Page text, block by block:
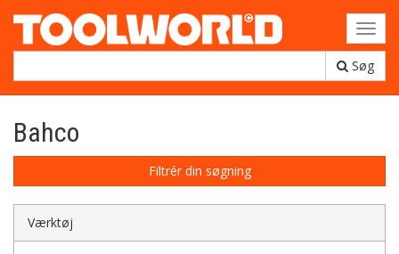
Søg
Bahco
Filtrér din søgning
Værktøj